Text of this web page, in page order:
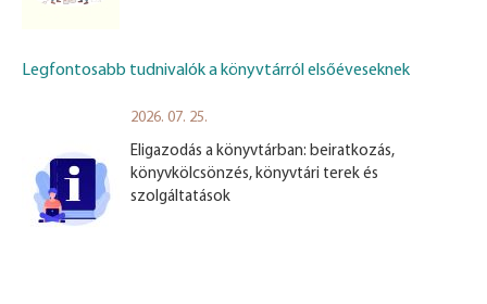
Legfontosabb tudnivalók a könyvtárról elsőéveseknek
2026. 07. 25.
Eligazodás a könyvtárban: beiratkozás,
könyvkölcsönzés, könyvtári terek és
szolgáltatások